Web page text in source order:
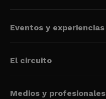
Eventos y experiencias
El circuito
Medios y profesionales